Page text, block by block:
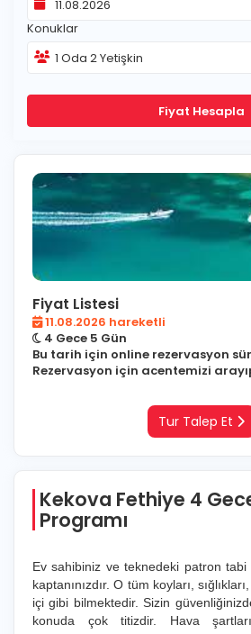
Konuklar
1 Oda 2Yetişkin
Fiyat Hesapla
Fiyat Listesi
11.08.2026 hareketli
4 Gece 5 Gün
Bu tarih için online rezervasyon
Rezervasyon için acentemizi
Tur Talep Et
Kekova Fethiye 4
Programı
Ev sahibiniz ve teknedeki patron
kaptanınızdır. O tüm koyları,
içi gibi bilmektedir. Sizin
konuda çok titizdir. Hava